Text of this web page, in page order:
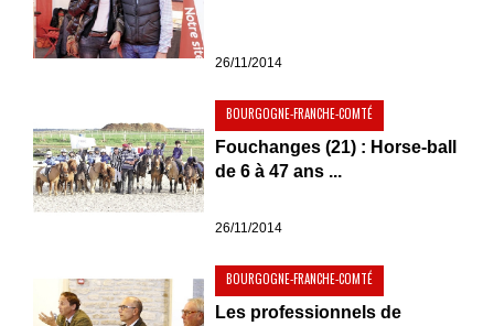
26/11/2014
BOURGOGNE-FRANCHE-COMTÉ
Fouchanges (21) : Horse-ball
de 6 à 47 ans ...
26/11/2014
BOURGOGNE-FRANCHE-COMTÉ
Les professionnels de